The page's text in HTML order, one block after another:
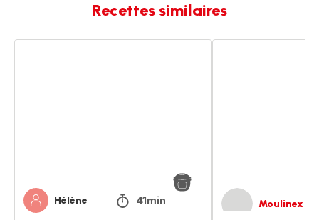
Recettes similaires
Hélène 41min Moulinex